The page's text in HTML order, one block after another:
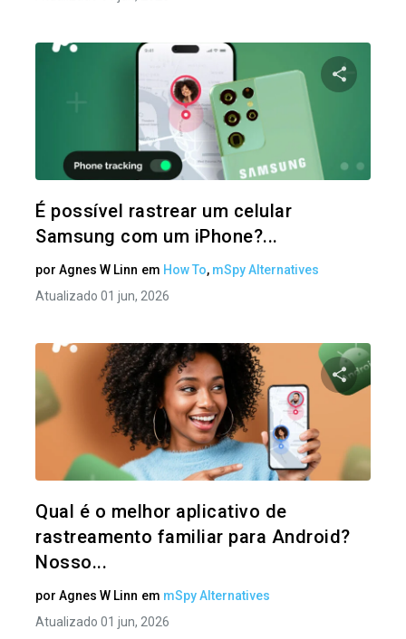
É possível rastrear um celular
Samsung com um iPhone?...
por Agnes W Linn em How To, mSpy Alternatives
Atualizado 01 jun, 2026
Qual é o melhor aplicativo de
rastreamento familiar para Android?
Nosso...
por Agnes W Linn em mSpy Alternatives
Atualizado 01 jun, 2026